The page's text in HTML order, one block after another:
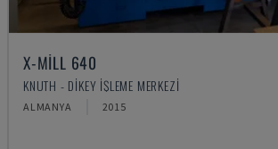
X-MILL 640
KNUTH - DIKEY İŞLEME MERKEZI
ALMANYA 2015